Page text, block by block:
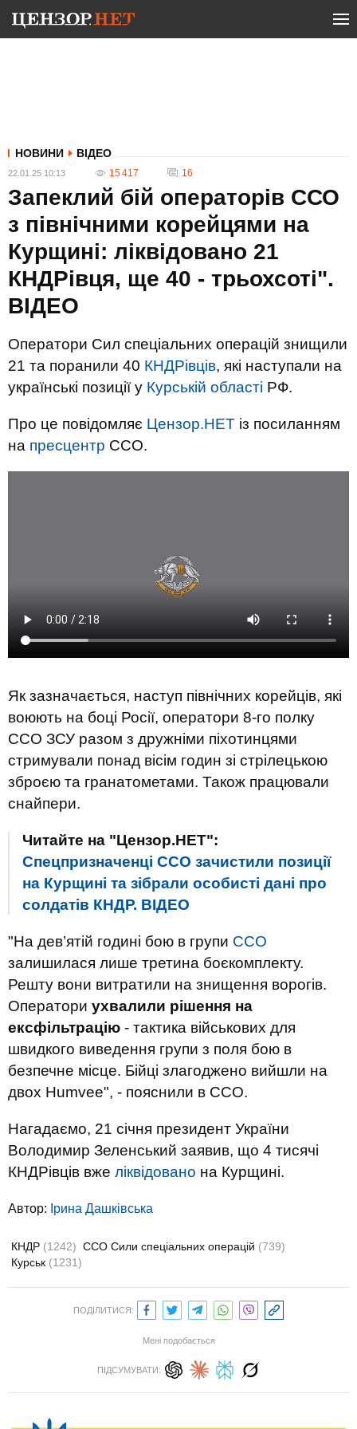
НОВИНИ ВІДЕО
22.01.25 10:13 15 417 16
Запеклий бій операторів ССО
з північними корейцями на
Курщині: ліквідовано 21
КНДРівця, ще 40 - трьохсоті".
ВIДЕО
Оператори Сил спеціальних операцій знищили
21 та поранили 40 КНДРівців, які наступали на
українські позиції у Курській області РФ.
Про це повідомляє Цензор.НЕТ із посиланням
на пресцентр ССО.
Як зазначається, наступ північних корейців, які
воюють на боці Росії, оператори 8-го полку
ССО ЗСУ разом з дружніми піхотинцями
стримували понад вісім годин зі стрілецькою
зброєю та гранатометами. Також працювали
снайпери.
Читайте на "Цензор.НЕТ":
Спецпризначенці ССО зачистили позиції
на Курщині та зібрали особисті дані про
солдатів КНДР. ВIДЕО
"На дев’ятій годині бою в групи CCO
залишилася лише третина боєкомплекту.
Решту вони витратили на знищення ворогів.
Оператори ухвалили рішення на
ексфільтрацію - тактика військових для
швидкого виведення групи з поля бою в
безпечне місце. Бійці злагоджено вийшли на
двох Humvee", - пояснили в ССО.
Нагадаємо, 21 січня президент України
Володимир Зеленський заявив, що 4 тисячі
КНДРівців вже ліквідовано на Курщині.
Автор: Ірина Дашківська
КНДР (1242) ССО Сили спеціальних операцій (739)
Курськ (1231)
ПОДІЛИТИСЯ:
Мені подобається
ПІДСУМУВАТИ: